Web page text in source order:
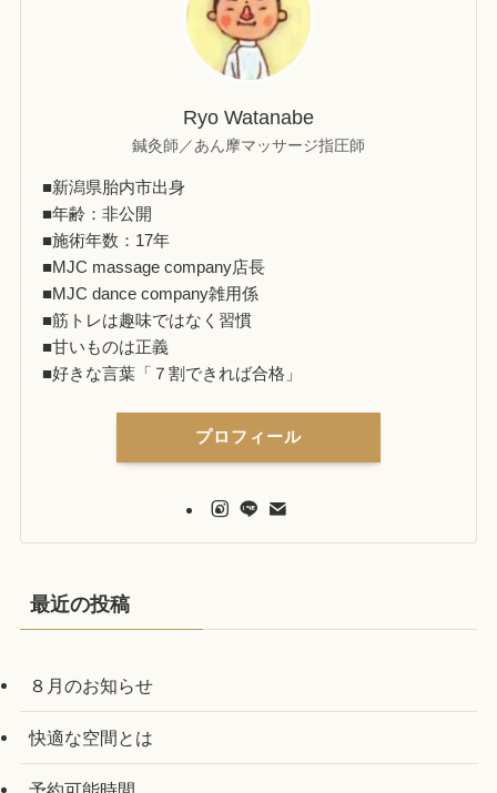
Ryo Watanabe
鍼灸師／あん摩マッサージ指圧師
■新潟県胎内市出身
■年齢：非公開
■施術年数：17年
■MJC massage company店長
■MJC dance company雑用係
■筋トレは趣味ではなく習慣
■甘いものは正義
■好きな言葉「７割できれば合格」
プロフィール
最近の投稿
８月のお知らせ
快適な空間とは